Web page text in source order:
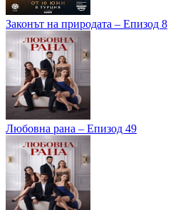
Законът на природата – Епизод 8
Любовна рана – Епизод 49